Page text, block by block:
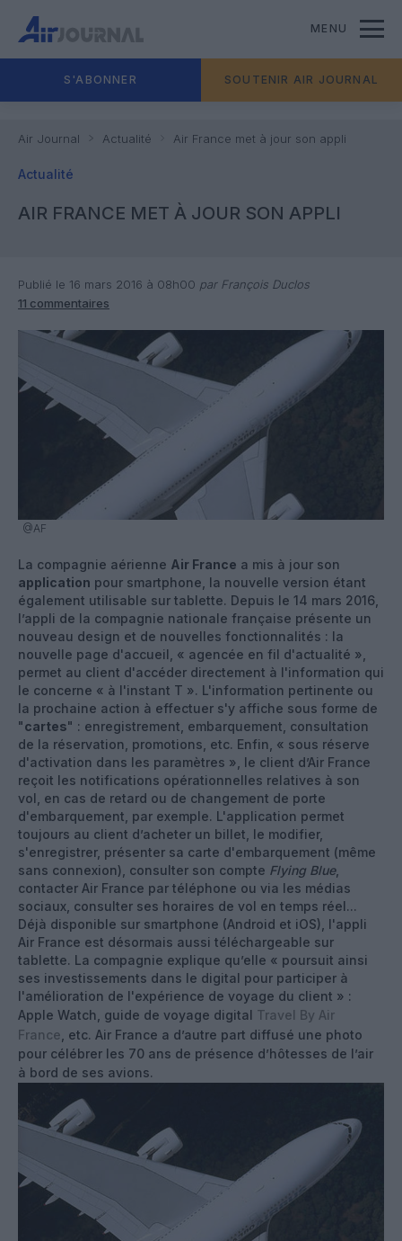
MENU
S'ABONNER SOUTENIR AIR JOURNAL
Air Journal Actualité Air France met à jour son appli
Actualité
AIR FRANCE MET À JOUR SON APPLI
Publié le 16 mars 2016 à 08h00 par François Duclos
11 commentaires
@AF
La compagnie aérienne Air France a mis à jour son
application pour smartphone, la nouvelle version étant
également utilisable sur tablette. Depuis le 14 mars 2016,
l’appli de la compagnie nationale française présente un
nouveau design et de nouvelles fonctionnalités : la
nouvelle page d'accueil, « agencée en fil d'actualité »,
permet au client d'accéder directement à l'information qui
le concerne « à l'instant T ». L'information pertinente ou
la prochaine action à effectuer s'y affiche sous forme de
"cartes" : enregistrement, embarquement, consultation
de la réservation, promotions, etc. Enfin, « sous réserve
d'activation dans les paramètres », le client d’Air France
reçoit les notifications opérationnelles relatives à son
vol, en cas de retard ou de changement de porte
d'embarquement, par exemple. L'application permet
toujours au client d’acheter un billet, le modifier,
s'enregistrer, présenter sa carte d'embarquement (même
sans connexion), consulter son compte Flying Blue,
contacter Air France par téléphone ou via les médias
sociaux, consulter ses horaires de vol en temps réel...
Déjà disponible sur smartphone (Android et iOS), l'appli
Air France est désormais aussi téléchargeable sur
tablette. La compagnie explique qu’elle « poursuit ainsi
ses investissements dans le digital pour participer à
l'amélioration de l'expérience de voyage du client » :
Apple Watch, guide de voyage digital Travel By Air
France , etc. ‎Air France a d’autre part diffusé une photo
pour célébrer les 70 ans de présence d’hôtesses de l’air
à bord de ses avions.